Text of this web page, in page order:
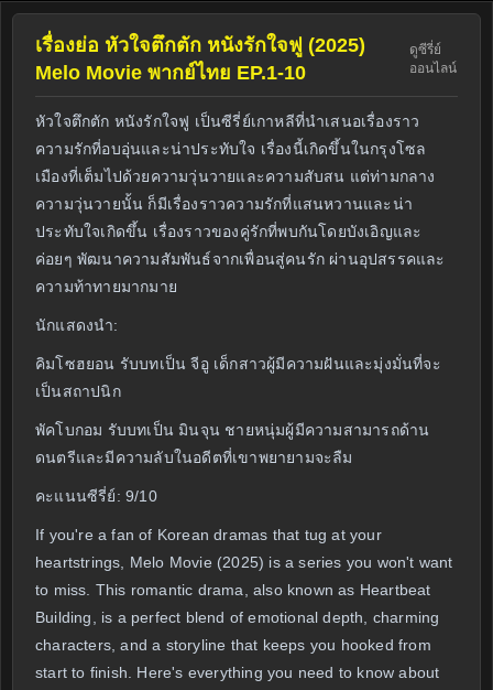
เรื่องย่อ หัวใจตึกตัก หนังรักใจฟู (2025)
Melo Movie พากย์ไทย EP.1-10
ดูซีรี่ย์
ออนไลน์
หัวใจตึกตัก หนังรักใจฟู เป็นซีรี่ย์เกาหลีที่นำเสนอเรื่องราว
ความรักที่อบอุ่นและน่าประทับใจ เรื่องนี้เกิดขึ้นในกรุงโซล
เมืองที่เต็มไปด้วยความวุ่นวายและความสับสน แต่ท่ามกลาง
ความวุ่นวายนั้น ก็มีเรื่องราวความรักที่แสนหวานและน่า
ประทับใจเกิดขึ้น เรื่องราวของคู่รักที่พบกันโดยบังเอิญและ
ค่อยๆ พัฒนาความสัมพันธ์จากเพื่อนสู่คนรัก ผ่านอุปสรรคและ
ความท้าทายมากมาย
นักแสดงนำ:
คิมโซฮยอน รับบทเป็น จีอู เด็กสาวผู้มีความฝันและมุ่งมั่นที่จะ
เป็นสถาปนิก
พัคโบกอม รับบทเป็น มินจุน ชายหนุ่มผู้มีความสามารถด้าน
ดนตรีและมีความลับในอดีตที่เขาพยายามจะลืม
คะแนนซีรี่ย์: 9/10
If you're a fan of Korean dramas that tug at your
heartstrings, Melo Movie (2025) is a series you won't want
to miss. This romantic drama, also known as Heartbeat
Building, is a perfect blend of emotional depth, charming
characters, and a storyline that keeps you hooked from
start to finish. Here's everything you need to know about